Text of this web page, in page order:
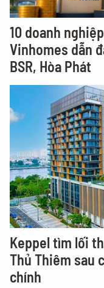
10 doanh
Vinhomes dẫn
BSR, Hòa Phát
Keppel tìm lối
Thủ Thiêm sau
chính